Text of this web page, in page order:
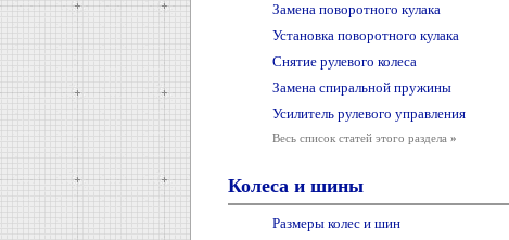
Замена поворотного кулака
Установка поворотного кулака
Снятие рулевого колеса
Замена спиральной пружины
Усилитель рулевого управления
Весь список статей этого раздела »
Колеса и шины
Размеры колес и шин